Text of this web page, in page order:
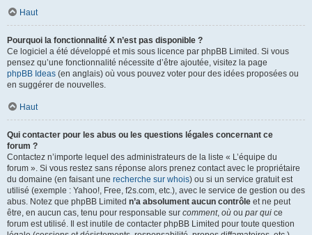
Haut
Pourquoi la fonctionnalité X n’est pas disponible ?
Ce logiciel a été développé et mis sous licence par phpBB Limited. Si vous
pensez qu’une fonctionnalité nécessite d’être ajoutée, visitez la page
phpBB Ideas (en anglais) où vous pouvez voter pour des idées proposées ou
en suggérer de nouvelles.
Haut
Qui contacter pour les abus ou les questions légales concernant ce
forum ?
Contactez n’importe lequel des administrateurs de la liste « L’équipe du
forum ». Si vous restez sans réponse alors prenez contact avec le propriétaire
du domaine (en faisant une recherche sur whois) ou si un service gratuit est
utilisé (exemple : Yahoo!, Free, f2s.com, etc.), avec le service de gestion ou des
abus. Notez que phpBB Limited n’a absolument aucun contrôle et ne peut
être, en aucun cas, tenu pour responsable sur comment, où ou par qui ce
forum est utilisé. Il est inutile de contacter phpBB Limited pour toute question